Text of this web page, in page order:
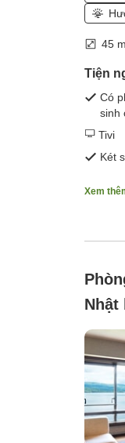
45
Tiện
Có
sinh
Tivi
Két
Xem
Nhật
hút